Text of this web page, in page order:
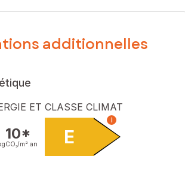
additionnelles
ET CLASSE CLIMAT
10*
m². an E
i